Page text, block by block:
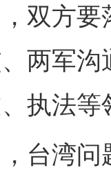
方要
两军
执法
湾问